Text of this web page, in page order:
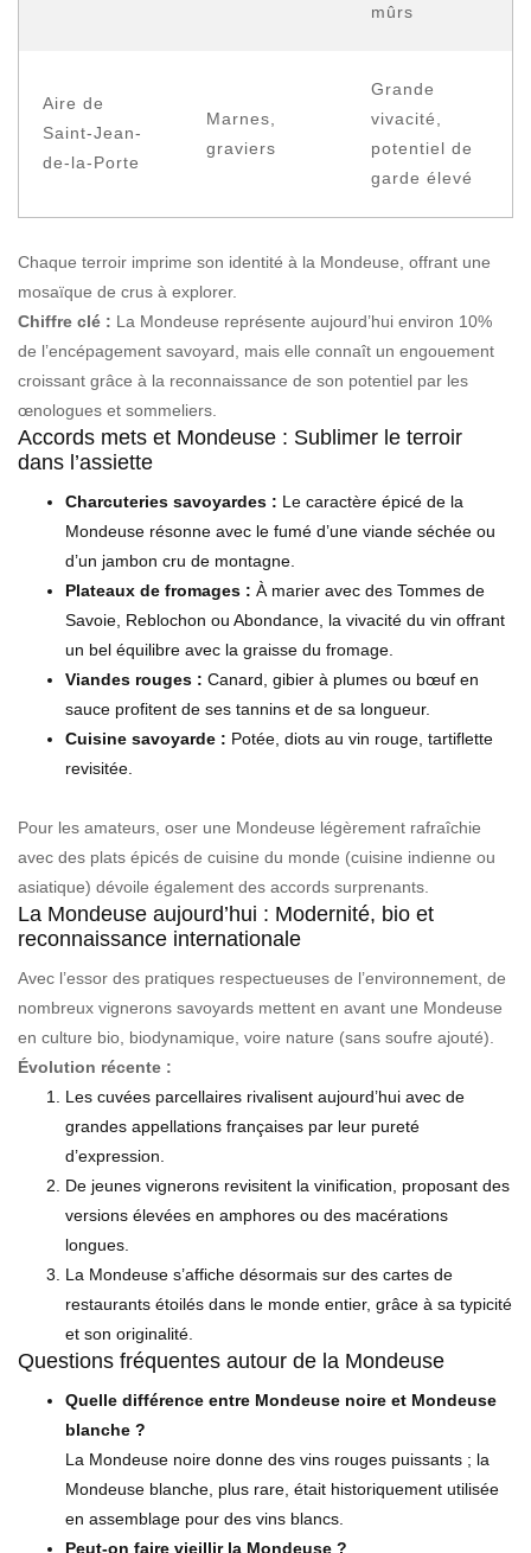
mûrs
Aire de
Saint-Jean-
de-la-Porte
Marnes,
graviers
Grande
vivacité,
potentiel de
garde élevé
Chaque terroir imprime son identité à la Mondeuse, offrant une
mosaïque de crus à explorer.
Chiffre clé : La Mondeuse représente aujourd’hui environ 10%
de l’encépagement savoyard, mais elle connaît un engouement
croissant grâce à la reconnaissance de son potentiel par les
œnologues et sommeliers.
Accords mets et Mondeuse : Sublimer le terroir
dans l’assiette
Charcuteries savoyardes : Le caractère épicé de la
Mondeuse résonne avec le fumé d’une viande séchée ou
d’un jambon cru de montagne.
Plateaux de fromages : À marier avec des Tommes de
Savoie, Reblochon ou Abondance, la vivacité du vin offrant
un bel équilibre avec la graisse du fromage.
Viandes rouges : Canard, gibier à plumes ou bœuf en
sauce profitent de ses tannins et de sa longueur.
Cuisine savoyarde : Potée, diots au vin rouge, tartiflette
revisitée.
Pour les amateurs, oser une Mondeuse légèrement rafraîchie
avec des plats épicés de cuisine du monde (cuisine indienne ou
asiatique) dévoile également des accords surprenants.
La Mondeuse aujourd’hui : Modernité, bio et
reconnaissance internationale
Avec l’essor des pratiques respectueuses de l’environnement, de
nombreux vignerons savoyards mettent en avant une Mondeuse
en culture bio, biodynamique, voire nature (sans soufre ajouté).
Évolution récente :
Les cuvées parcellaires rivalisent aujourd’hui avec de
grandes appellations françaises par leur pureté
d’expression.
De jeunes vignerons revisitent la vinification, proposant des
versions élevées en amphores ou des macérations
longues.
La Mondeuse s’affiche désormais sur des cartes de
restaurants étoilés dans le monde entier, grâce à sa typicité
et son originalité.
Questions fréquentes autour de la Mondeuse
Quelle différence entre Mondeuse noire et Mondeuse
blanche ?
La Mondeuse noire donne des vins rouges puissants ; la
Mondeuse blanche, plus rare, était historiquement utilisée
en assemblage pour des vins blancs.
Peut-on faire vieillir la Mondeuse ?